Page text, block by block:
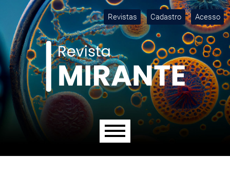
Ir para o menu de navegação principal
Ir para o conteúdo principal
Ir para o rodapé
Revistas Cadastro Acesso